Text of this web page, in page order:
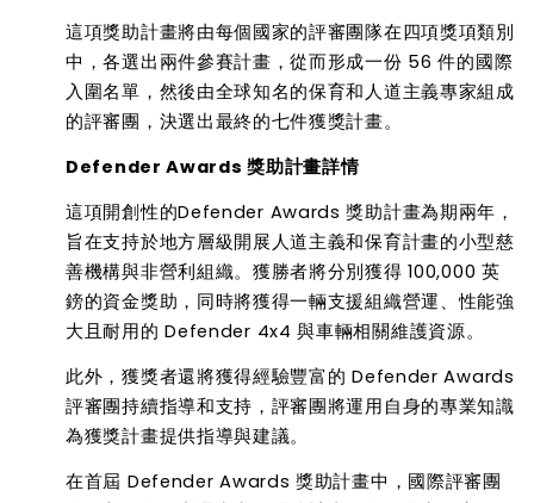
這項獎助計畫將由每個國家的評審團隊在四項獎項類別
中，各選出兩件參賽計畫，從而形成一份 56件的國際
入圍名單，然後由全球知名的保育和人道主義專家組成
的評審團，決選出最終的七件獲獎計畫。
Defender Awards獎助計畫詳情
這項開創性的Defender Awards獎助計畫為期兩年，
旨在支持於地方層級開展人道主義和保育計畫的小型慈
善機構與非營利組織。獲勝者將分別獲得 100,000 英
鎊的資金獎助，同時將獲得一輛支援組織營運 、性能強
大且耐用的 Defender 4x4與車輛相關維護資源。
此外，獲獎者還將獲得經驗豐富的 Defender Awards
評審團持續指導和支持，評審團將運用自身的專業知識
為獲獎計畫提供指導與建議。
在首屆 Defender Awards獎助計畫中，國際評審團